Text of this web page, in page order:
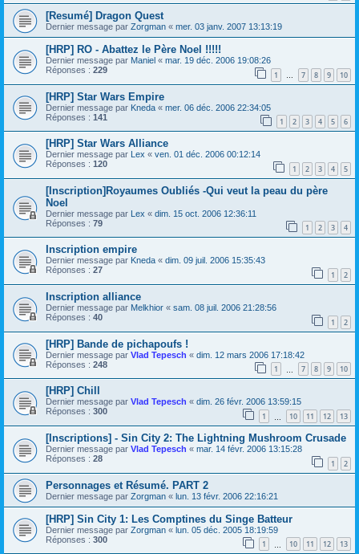
[Resumé] Dragon Quest
Dernier message par Zorgman « mer. 03 janv. 2007 13:13:19
[HRP] RO - Abattez le Père Noel !!!!!
Dernier message par Maniel « mar. 19 déc. 2006 19:08:26
Réponses : 229 1 … 7 8 9 10
[HRP] Star Wars Empire
Dernier message par Kneda « mer. 06 déc. 2006 22:34:05
Réponses : 141 1 2 3 4 5 6
[HRP] Star Wars Alliance
Dernier message par Lex « ven. 01 déc. 2006 00:12:14
Réponses : 120 1 2 3 4 5
[Inscription]Royaumes Oubliés -Qui veut la peau du père
Noel
Dernier message par Lex « dim. 15 oct. 2006 12:36:11
Réponses : 79 1 2 3 4
Inscription empire
Dernier message par Kneda « dim. 09 juil. 2006 15:35:43
Réponses : 27 1 2
Inscription alliance
Dernier message par Melkhior « sam. 08 juil. 2006 21:28:56
Réponses : 40 1 2
[HRP] Bande de pichapoufs !
Dernier message par Vlad Tepesch « dim. 12 mars 2006 17:18:42
Réponses : 248 1 7 8 9 10
[HRP] Chill
Dernier message par Vlad Tepesch « dim. 26 févr. 2006 13:59:15
Réponses : 300 1 10 11 12 13
[Inscriptions] - Sin City 2: The Lightning Mushroom Crusade
Dernier message par Vlad Tepesch « mar. 14 févr. 2006 13:15:28
Réponses : 28 1 2
Personnages et Résumé. PART 2
Dernier message par Zorgman « lun. 13 févr. 2006 22:16:21
[HRP] Sin City 1: Les Comptines du Singe Batteur
Dernier message par Zorgman « lun. 05 déc. 2005 18:19:59
Réponses : 300 1 10 11 12 13